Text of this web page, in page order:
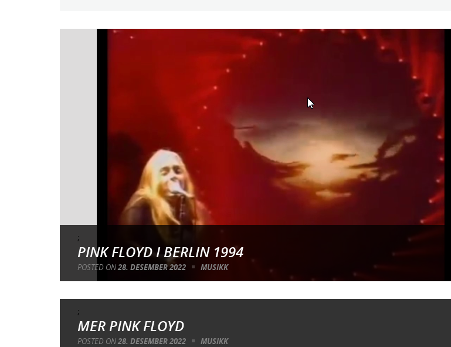
;
PINK FLOYD I BERLIN 1994
POSTED ON28. DESEMBER 2022 MUSIKK
;
MER PINK FLOYD
POSTED ON28. DESEMBER 2022 MUSIKK